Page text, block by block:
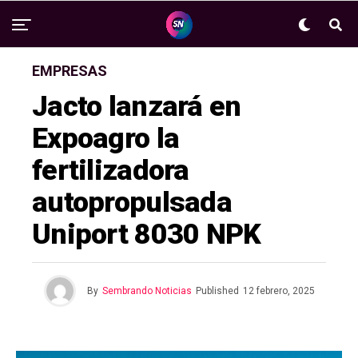
EMPRESAS
Jacto lanzará en
Expoagro la
fertilizadora
autopropulsada
Uniport 8030 NPK
By Sembrando Noticias Published 12 febrero, 2025